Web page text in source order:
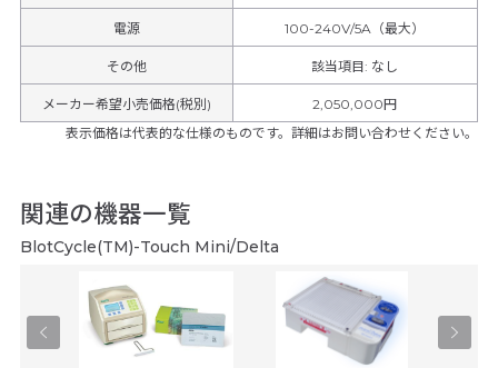
電源 100-240V/5A（最大）
その他 該当項目: なし
メーカー希望小売価格(税別)
2,050,000円
表示価格は代表的な仕様のものです。詳細はお問い合わせください。
関連の機器一覧
BlotCycle(TM)-Touch Mini/Delta